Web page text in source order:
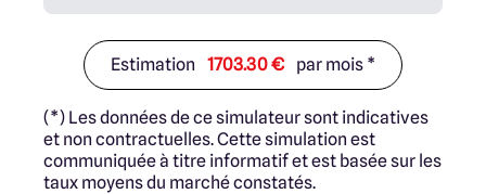
Estimation 1703.30 € par mois *
(*) Les données de ce simulateur sont indicatives
et non contractuelles. Cette simulation est
communiquée à titre informatif et est basée sur les
taux moyens du marché constatés.